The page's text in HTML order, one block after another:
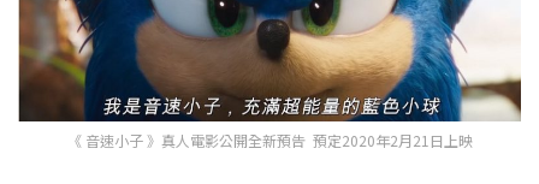
《 音速小子 》真人電影公開全新預告 預定2020年2月21日上映